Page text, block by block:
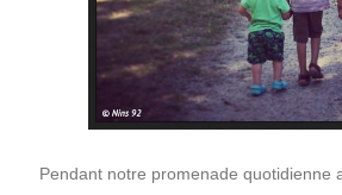
Pendant notre promenade quotidienne